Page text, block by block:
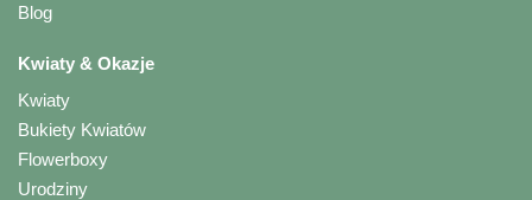
Blog
Kwiaty & Okazje
Kwiaty
Bukiety Kwiatów
Flowerboxy
Urodziny